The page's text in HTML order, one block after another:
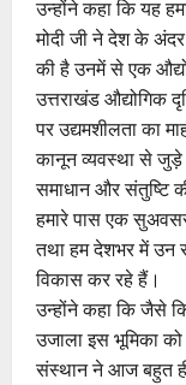
उन्होंने कहा कि यह
मोदी जी ने देश के अंदर
की है उनमें से एक
उत्तराखंड औद्योगिक
पर उद्यमशीलता का
कानून व्यवस्था से जुड़े
समाधान और संतुष्टि
हमारे पास एक
तथा हम देशभर में उन
विकास कर रहे हैं।
उन्होंने कहा कि जैसे
उजाला इस भूमिका
संस्थान ने आज बहुत